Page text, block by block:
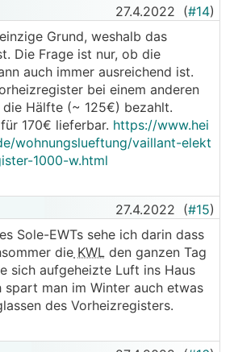
27.4.2022 (#14)
Grund, weshalb das
Die Frage ist nur, ob die
auch immer ausreichend ist.
bei einem anderen
die Hälfte (~ 125€) bezahlt.
170€ lieferbar. https://www.hei
wohnungslueftung/vaillant-elekt
1000-w.html
27.4.2022 (#15)
Sole-EWTs sehe ich darin dass
die KWL den ganzen Tag
sich aufgeheizte Luft ins Haus
spart man im Winter auch etwas
des Vorheizregisters.